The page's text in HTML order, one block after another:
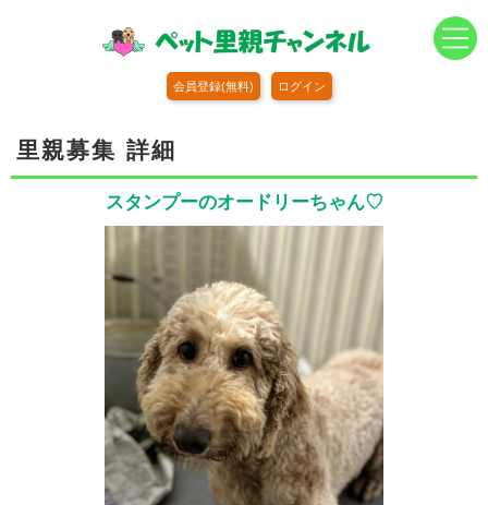
会員登録(無料) ログイン
里親募集 詳細
スタンプーのオードリーちゃん♡